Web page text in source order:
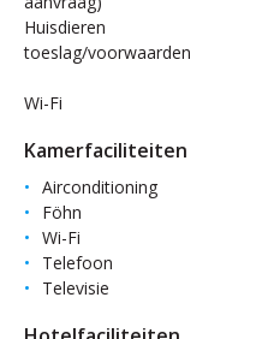
Huisdieren
toeslag/voorwaarden
Wi-Fi
Kamerfaciliteiten
Airconditioning
Föhn
Wi-Fi
Telefoon
Televisie